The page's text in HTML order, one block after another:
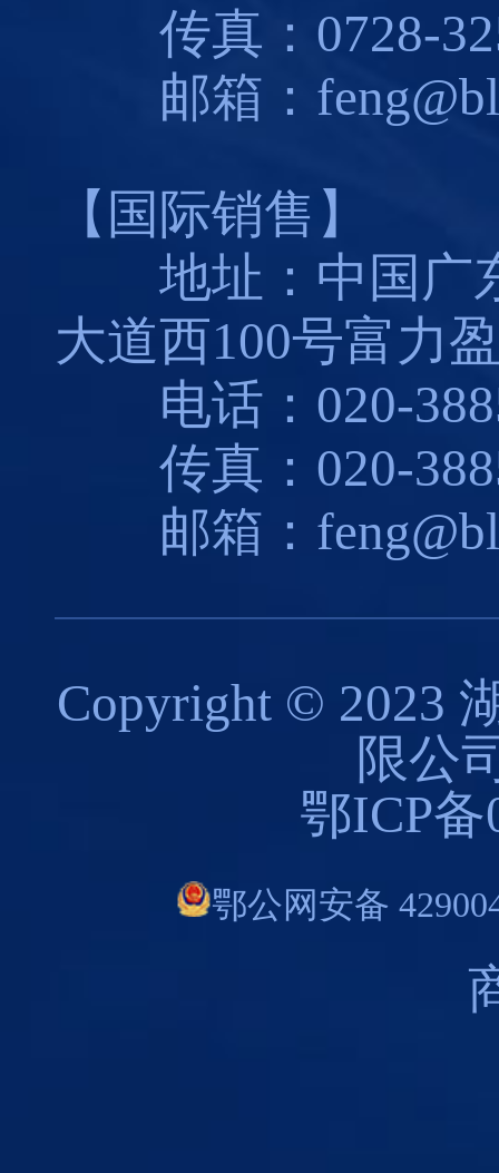
传真：0728-
邮箱：
【国际销售】
地址：中国广
大道西100号富力
电话：020-
传真：020-
邮箱：
Copyright © 2023
限公
鄂ICP备
鄂公网安备